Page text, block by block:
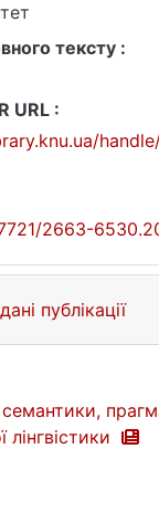
тексту :
URL :
2663-
публікації
лінгвістики